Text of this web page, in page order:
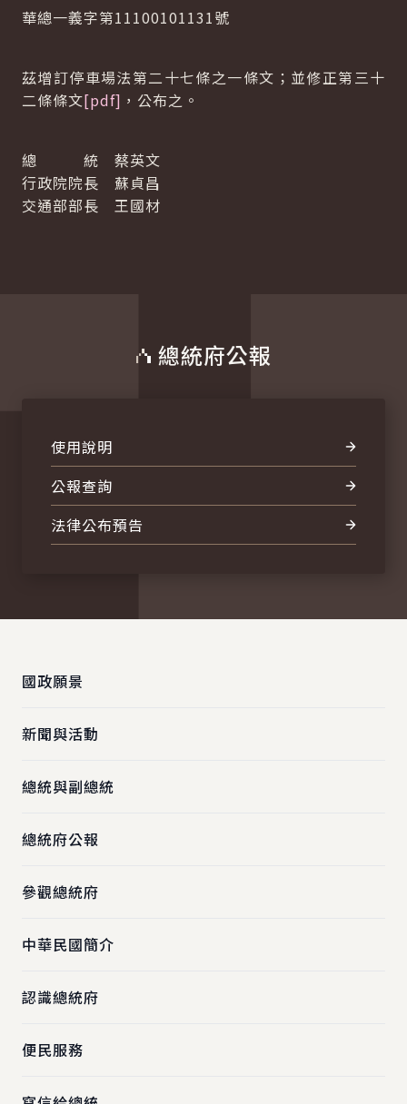
華總一義字第11100101131號
茲增訂停車場法第二十七條之一條文；並修正第三十
二條條文[pdf] ，公布之。
總 統 蔡英文
行政院院長 蘇貞昌
交通部部長 王國材
總統府公報
使用說明
公報查詢
法律公布預告
國政願景
新聞與活動
總統與副總統
總統府公報
參觀總統府
中華民國簡介
認識總統府
便民服務